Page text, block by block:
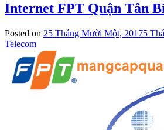
Internet FPT Quận Tân
Posted on 25 Tháng Mười Một, 20175
Telecom